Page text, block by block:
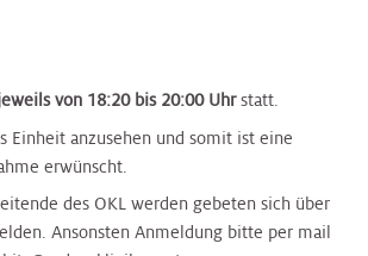
von 18:20 bis 20:00 Uhrstatt.
Einheit anzusehen und somit ist eine
erwünscht.​
des OKL werden gebeten sich über
Ansonsten Anmeldung bitte per mail